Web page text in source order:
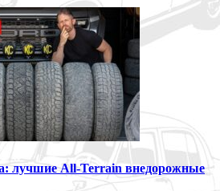
лучшие All-Terrain внедорожные